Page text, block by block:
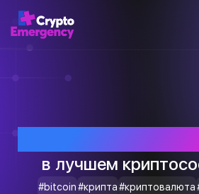
в лучшем
#bitcoin#крипта#криптовалюта